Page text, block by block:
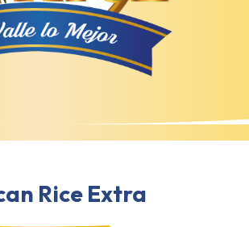
Rice Extra